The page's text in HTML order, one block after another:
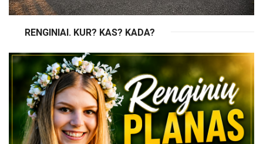
RENGINIAI. KUR? KAS? KADA?